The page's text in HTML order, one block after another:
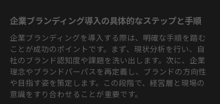
企業ブランディング導入の具体的なステップと手順
企業ブランディングを導入する際は、明確な手順を踏む
ことが成功のポイントです。まず、現状分析を行い、自
社のブランド認知度や課題を洗い出します。次に、企業
理念やブランドパーパスを再定義し、ブランドの方向性
や目指す姿を策定します。この段階で、経営層と現場の
意識をすり合わせることが重要です。